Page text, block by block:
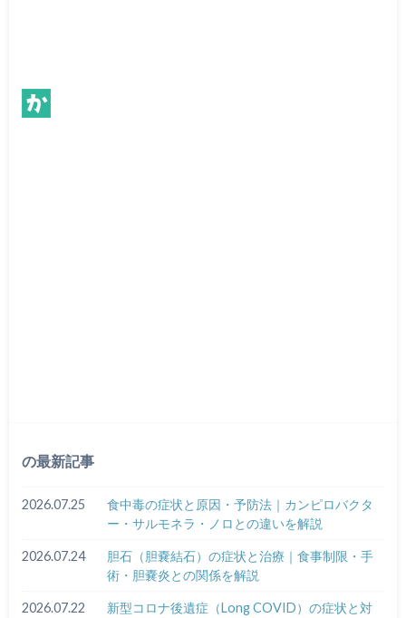
の最新記事
2026.07.25
食中毒の症状と原因・予防法｜カンピロバクタ
ー・サルモネラ・ノロとの違いを解説
2026.07.24
胆石（胆嚢結石）の症状と治療｜食事制限・手
術・胆嚢炎との関係を解説
2026.07.22
新型コロナ後遺症（Long COVID）の症状と対